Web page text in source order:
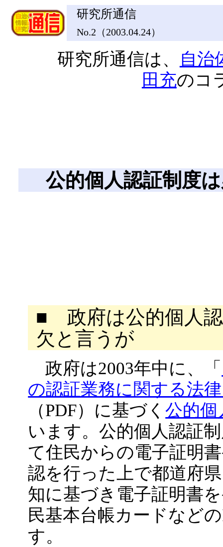
研究所通信
No.2（2003.04.24）
研究所通信は、
自治
田充のコ
公的個人認証制度
■ 政府は公的個人
欠と言うが
政府は2003年中に、「
の認証業務に関する法
（PDF）に基づく公的個
います。公的個人認証
て住民からの電子証明
認を行った上で都道府
知に基づき電子証明書
民基本台帳カードなど
す。